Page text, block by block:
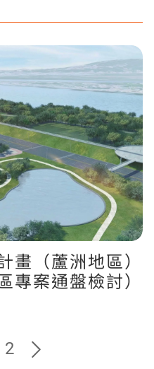
畫（蘆洲地區）
專案通盤檢討）
2